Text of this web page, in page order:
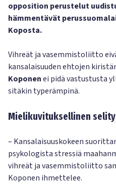
opposition perustelut
hämmentävät
Koposta.
Vihreät ja vasemmistoliitto
kansalaisuuden ehtojen
Koponenei pidä vastustusta
sitäkin typerämpinä.
Mielikuvituksellinen
– Kansalaisuuskokeen
psykologista stressiä
vihreät ja vasemmistoliitto
Koponen ihmettelee.